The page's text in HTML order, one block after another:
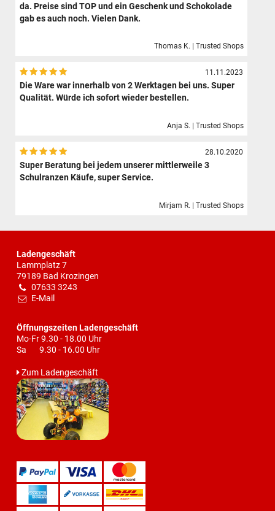
da. Preise sind TOP und ein Geschenk und Schokolade
gab es auch noch. Vielen Dank.
Thomas K. | Trusted Shops
11.11.2023
Die Ware war innerhalb von 2 Werktagen bei uns. Super
Qualität. Würde ich sofort wieder bestellen.
Anja S. | Trusted Shops
28.10.2020
Super Beratung bei jedem unserer mittlerweile 3
Schulranzen Käufe, super Service.
Mirjam R. | Trusted Shops
Ladengeschäft
Lammplatz 7
79189 Bad Krozingen
07633 3243
E-Mail
Öffnungszeiten Ladengeschäft
Mo-Fr 9.30 - 18.00 Uhr
Sa 9.30 - 16.00 Uhr
Zum Ladengeschäft